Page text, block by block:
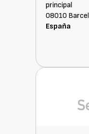
principal
08010
España